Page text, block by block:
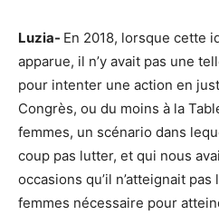
Luzia- En 2018, lorsque cette
apparue, il n’y avait pas une
pour intenter une action en
Congrès, ou du moins à la
femmes, un scénario dans
coup pas lutter, et qui nous
occasions qu’il n’atteignait
femmes nécessaire pour